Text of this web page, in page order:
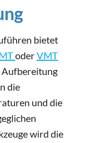
bietet
oderVMT
Aufbereitung
die
und die
wird die